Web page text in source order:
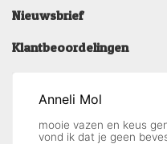
Nieuwsbrief
Klantbeoordelingen